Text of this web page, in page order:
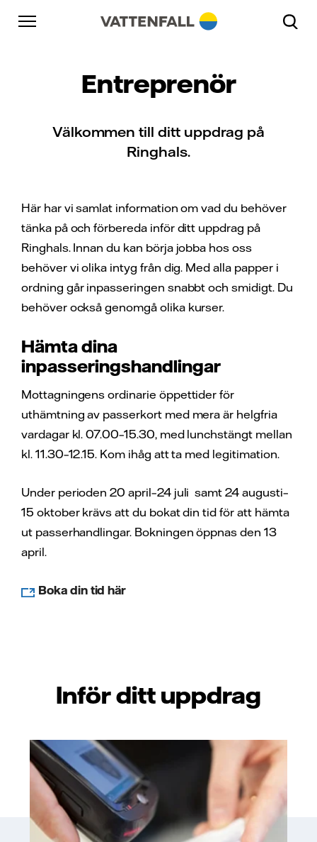
Skip to content
Gå till huvudnavigeringen
Gå till sidfoten
Entreprenör
Välkommen till ditt uppdrag på
Ringhals.
Här har vi samlat information om vad du behöver
tänka på och förbereda inför ditt uppdrag på
Ringhals. Innan du kan börja jobba hos oss
behöver vi olika intyg från dig. Med alla papper i
ordning går inpasseringen snabbt och smidigt. Du
behöver också genomgå olika kurser.
Hämta dina
inpasseringshandlingar
Mottagningens ordinarie öppettider för
uthämtning av passerkort med mera är helgfria
vardagar kl. 07.00–15.30, med lunchstängt mellan
kl. 11.30–12.15. Kom ihåg att ta med legitimation.
Under perioden 20 april–24 juli samt 24 augusti–
15 oktober krävs att du bokat din tid för att hämta
ut passerhandlingar. Bokningen öppnas den 13
april.
Boka din tid här
Inför ditt uppdrag
Gå till huvudnavigeringen